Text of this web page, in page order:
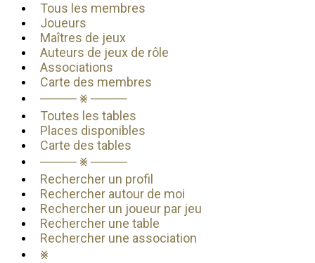
Tous les membres
Joueurs
Maîtres de jeux
Auteurs de jeux de rôle
Associations
Carte des membres
──── ⨳ ────
Toutes les tables
Places disponibles
Carte des tables
──── ⨳ ────
Rechercher un profil
Rechercher autour de moi
Rechercher un joueur par jeu
Rechercher une table
Rechercher une association
⨳